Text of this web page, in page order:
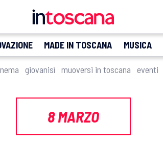
MADE IN TOSCANA MUSICA
giovanisì muoversi in toscana eventi
8 MARZO